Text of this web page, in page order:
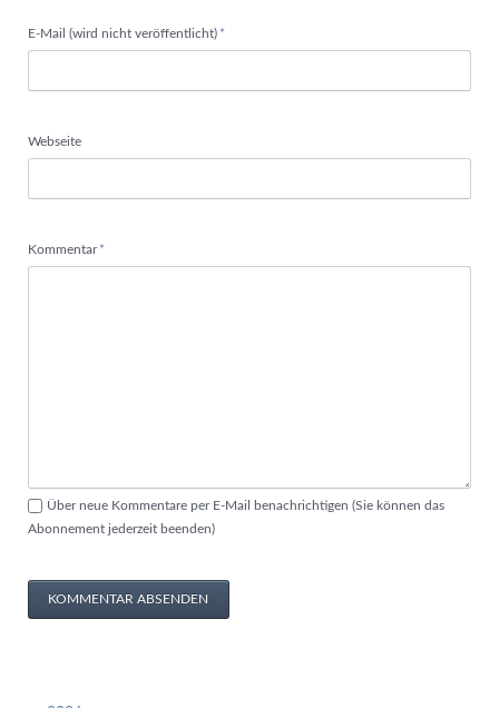
Pflichtfeld
E-Mail (wird nicht veröffentlicht) *
Webseite
Pflichtfeld
Kommentar *
Über neue Kommentare per E-Mail benachrichtigen (Sie können das
Abonnement jederzeit beenden)
KOMMENTAR ABSENDEN